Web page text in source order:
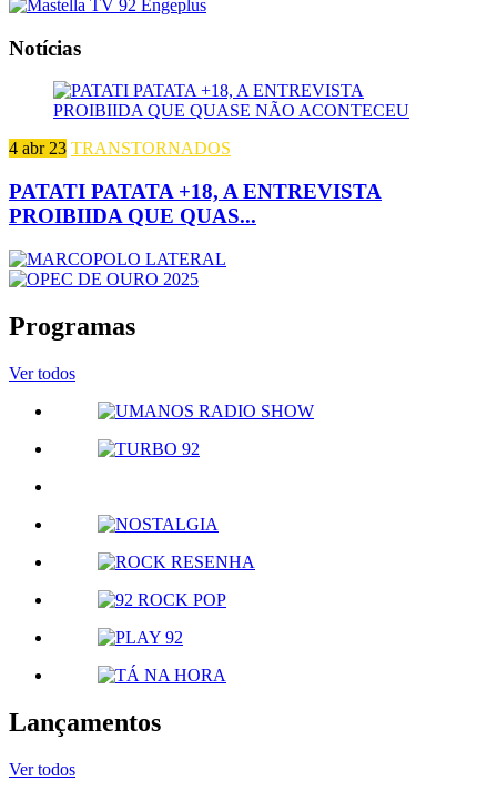
Notícias
4 abr 23 TRANSTORNADOS
PATATI PATATA +18, A ENTREVISTA
PROIBIIDA QUE QUAS...
Programas
Ver todos
Lançamentos
Ver todos